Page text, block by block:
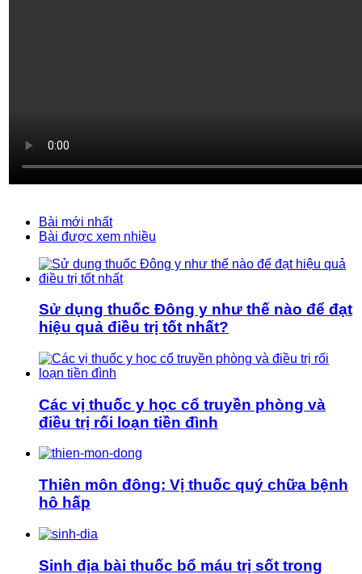
Bài mới nhất
Bài được xem nhiều
Sử dụng thuốc Đông y như thế nào để đạt
hiệu quả điều trị tốt nhất?
Các vị thuốc y học cổ truyền phòng và
điều trị rối loạn tiền đình
Thiên môn đông: Vị thuốc quý chữa bệnh
hô hấp
Sinh địa bài thuốc bổ máu trị sốt trong